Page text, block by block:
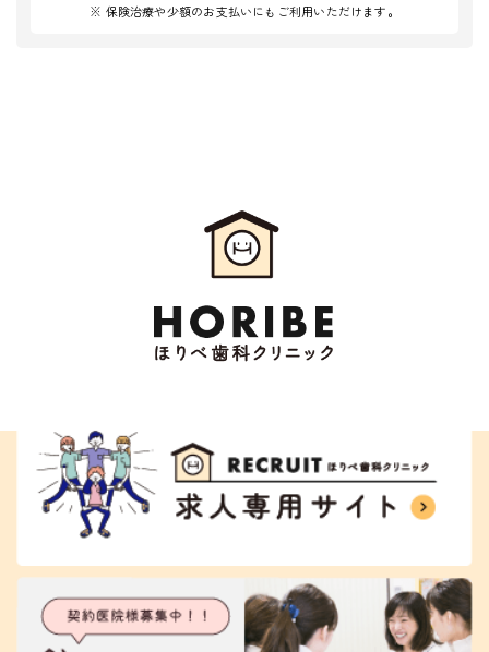
※ 保険治療や少額のお支払いにもご利用いただけます。